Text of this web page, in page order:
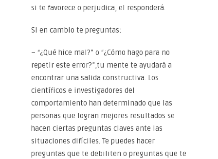
si te favorece o perjudica, el responderá.
Si en cambio te preguntas:
– “¿Qué hice mal?” o “¿Cómo hago para no
repetir este error?”,tu mente te ayudará a
encontrar una salida constructiva. Los
científicos e investigadores del
comportamiento han determinado que las
personas que logran mejores resultados se
hacen ciertas preguntas claves ante las
situaciones difíciles. Te puedes hacer
preguntas que te debiliten o preguntas que te